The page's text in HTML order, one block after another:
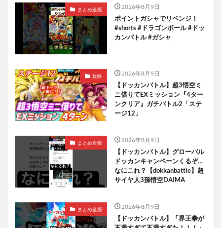
まとめ全般 2026年8月9日
ポイントガシャでリベンジ！
#shorts #ドラゴンボール #ドッ
カンバトル #ガシャ
攻略 2026年8月9日
【ドッカンバトル】超3悟空ミ
ニ借りてEXミッション『4ター
ンクリア』ガチバトル2「ステ
ージ12」
まとめ全般 2026年8月9日
【ドッカンバトル】グローバル
ドッカンキャンペーンくるぞ…
なにこれ？【dokkanbattle】超
サイヤ人3孫悟空DAIMA
まとめ全般 2026年8月9日
【ドッカンバトル】「界王拳が